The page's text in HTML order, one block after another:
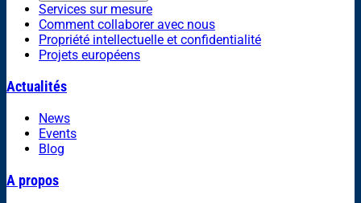
Services sur mesure
Comment collaborer avec nous
Propriété intellectuelle et confidentialité
Projets européens
Actualités
News
Events
Blog
A propos